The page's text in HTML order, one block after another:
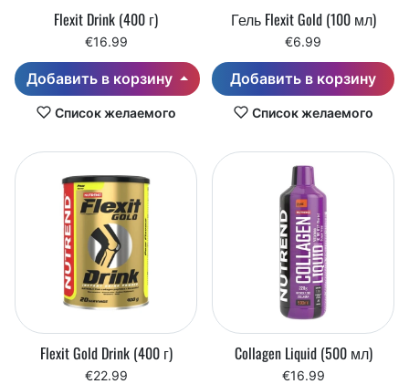
Flexit Drink (400 г)
€16.99
Добавить в корзину
Список желаемого
Гель Flexit Gold (100 мл)
€6.99
Добавить в корзину
Список желаемого
Flexit Gold Drink (400 г)
€22.99
Collagen Liquid (500 мл)
€16.99